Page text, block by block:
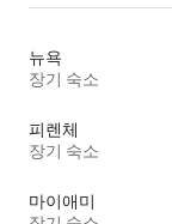
뉴욕
장기 숙소
피렌체
장기 숙소
마이애미